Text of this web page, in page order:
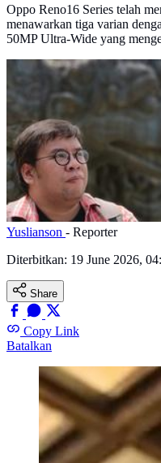
Oppo Reno16 Series telah
menawarkan tiga varian
50MP Ultra-Wide yang
Yuslianson - Reporter
Diterbitkan: 19 June 2026,
Share
Copy Link
Batalkan